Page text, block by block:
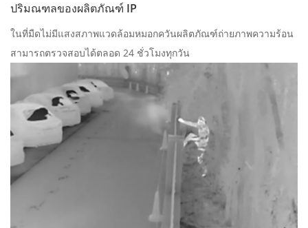
ปริมณฑลของผลิตภัณฑ์ IP
ในที่มืดไม่มีแสงสภาพแวดล้อมหมอกควันผลิตภัณฑ์ถ่ายภาพความร้อน
สามารถตรวจสอบได้ตลอด 24 ชั่วโมงทุกวัน